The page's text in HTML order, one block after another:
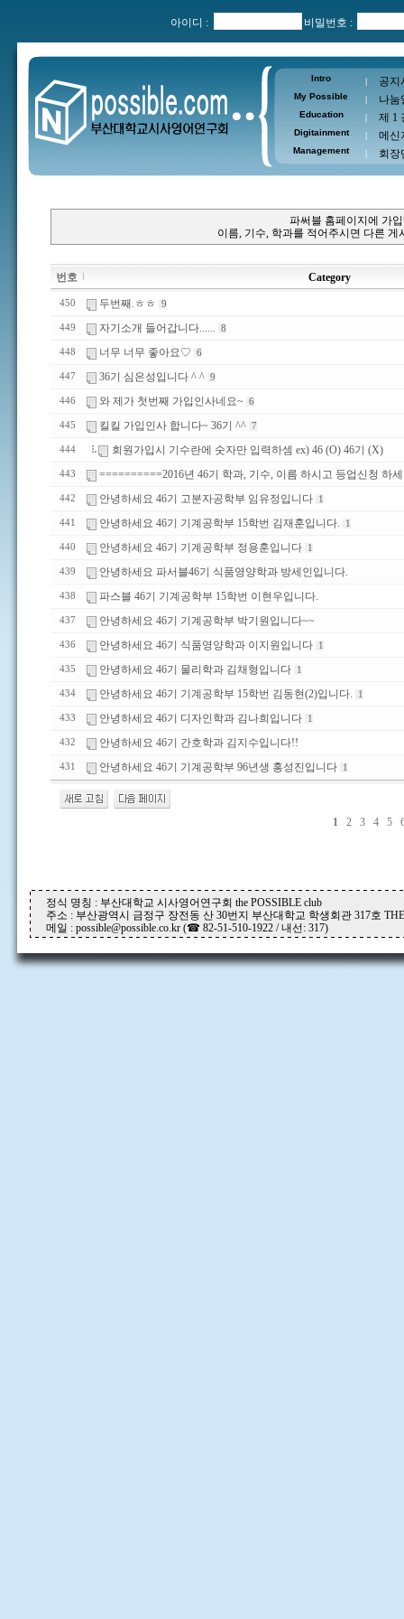
아이디 : 비밀번호 :
Intro | 공지
My Possible | 나눔
Education | 제 1
Digitainment | 메신
Management | 회장
파써블 홈페이지에 가
이름, 기수, 학과를 적어주시면 다른
번호 Category
450 두번째.ㅎㅎ 9
449 자기소개 들어갑니다...... 8
448 너무 너무 좋아요♡ 6
447 36기 심은성입니다 ^ ^ 9
446 와 제가 첫번째 가입인사네요~ 6
445 킬킬 가입인사 합니다~ 36기 ^^ 7
444 회원가입시 기수란에 숫자만 입력하셈 ex) 46 (O) 46기 (X)
443 ==========2016년 46기 학과, 기수, 이름 하시고 등업신청 하
442 안녕하세요 46기 고분자공학부 임유정입니다 1
441 안녕하세요 46기 기계공학부 15학번 김재훈입니다. 1
440 안녕하세요 46기 기계공학부 정용훈입니다 1
439 안녕하세요 파서블46기 식품영양학과 방세인입니다.
438 파스블 46기 기계공학부 15학번 이현우입니다.
437 안녕하세요 46기 기계공학부 박기원입니다~~
436 안녕하세요 46기 식품영양학과 이지원입니다 1
435 안녕하세요 46기 물리학과 김채형입니다 1
434 안녕하세요 46기 기계공학부 15학번 김동현(2)입니다. 1
433 안녕하세요 46기 디자인학과 김나희입니다 1
432 안녕하세요 46기 간호학과 김지수입니다!!
431 안녕하세요 46기 기계공학부 96년생 홍성진입니다 1
1 2 3 4 5
정식 명칭 : 부산대학교 시사영어연구회 the POSSIBLE club
주소 : 부산광역시 금정구 장전동 산 30번지 부산대학교 학생회관 317호
메일 : possible@possible.co.kr (☎ 82-51-510-1922 / 내선: 317)